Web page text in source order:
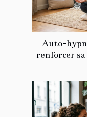
Auto-
renforcer